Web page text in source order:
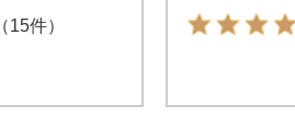
15件）
い。